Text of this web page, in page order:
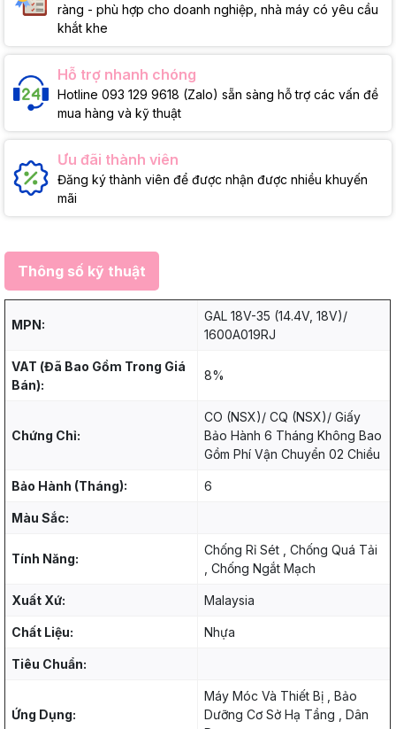
ràng - phù hợp cho doanh nghiệp, nhà máy có yêu cầu
khắt khe
Hỗ trợ nhanh chóng
Hotline 093 129 9618 (Zalo) sẵn sàng hỗ trợ các vấn đề
mua hàng và kỹ thuật
Ưu đãi thành viên
Đăng ký thành viên để được nhận được nhiều khuyến
mãi
Thông số kỹ thuật
MPN:
GAL 18V-35 (14.4V, 18V)/
1600A019RJ
VAT (Đã Bao Gồm Trong Giá
Bán):
8%
Chứng Chỉ:
CO (NSX)/ CQ (NSX)/ Giấy
Bảo Hành 6 Tháng Không Bao
Gồm Phí Vận Chuyển 02 Chiều
Bảo Hành (Tháng): 6
Màu Sắc:
Tính Năng:
Chống Rỉ Sét , Chống Quá Tải
, Chống Ngắt Mạch
Xuất Xứ: Malaysia
Chất Liệu: Nhựa
Tiêu Chuẩn:
Ứng Dụng:
Máy Móc Và Thiết Bị , Bảo
Dưỡng Cơ Sở Hạ Tầng , Dân